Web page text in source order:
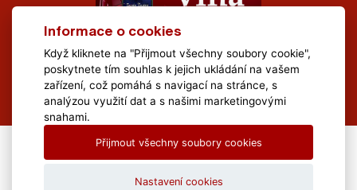
All Rights Reserved Muzeum Brněnska © 2020, Webdesign by
Informace o cookies
Když kliknete na "Přijmout všechny soubory cookie",
poskytnete tím souhlas k jejich ukládání na vašem
zařízení, což pomáhá s navigací na stránce, s
analýzou využití dat a s našimi marketingovými
snahami.
Přijmout všechny soubory cookies
Nastavení cookies